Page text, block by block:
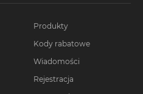
Produkty
Kody rabatowe
Wiadomości
Rejestracja